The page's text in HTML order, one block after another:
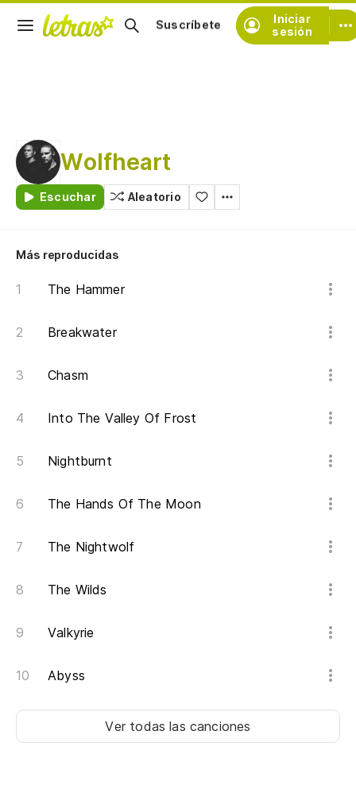
Iniciar
sesión
Suscríbete
Wolfheart
Escuchar Aleatorio
Más reproducidas
The Hammer
Breakwater
Chasm
Into The Valley Of Frost
Nightburnt
The Hands Of The Moon
The Nightwolf
The Wilds
Valkyrie
Abyss
Ver todas las canciones